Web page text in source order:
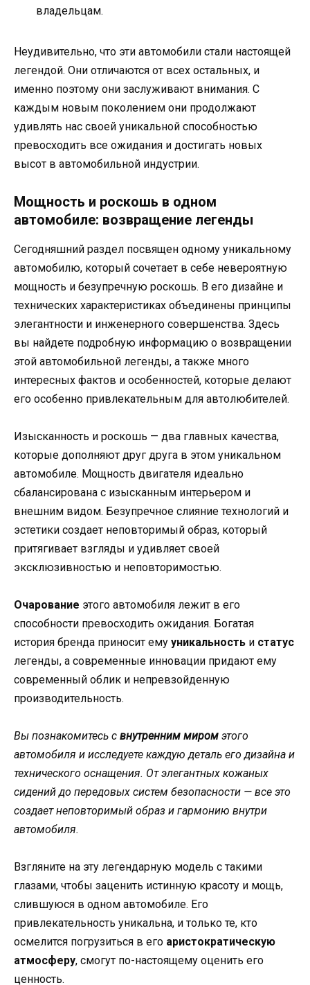
владельцам.
Неудивительно, что эти автомобили стали настоящей
легендой. Они отличаются от всех остальных, и
именно поэтому они заслуживают внимания. С
каждым новым поколением они продолжают
удивлять нас своей уникальной способностью
превосходить все ожидания и достигать новых
высот в автомобильной индустрии.
Мощность и роскошь в одном
автомобиле: возвращение легенды
Сегодняшний раздел посвящен одному уникальному
автомобилю, который сочетает в себе невероятную
мощность и безупречную роскошь. В его дизайне и
технических характеристиках объединены принципы
элегантности и инженерного совершенства. Здесь
вы найдете подробную информацию о возвращении
этой автомобильной легенды, а также много
интересных фактов и особенностей, которые делают
его особенно привлекательным для автолюбителей.
Изысканность и роскошь — два главных качества,
которые дополняют друг друга в этом уникальном
автомобиле. Мощность двигателя идеально
сбалансирована с изысканным интерьером и
внешним видом. Безупречное слияние технологий и
эстетики создает неповторимый образ, который
притягивает взгляды и удивляет своей
эксклюзивностью и неповторимостью.
Очарование этого автомобиля лежит в его
способности превосходить ожидания. Богатая
история бренда приносит ему уникальность и статус
легенды, а современные инновации придают ему
современный облик и непревзойденную
производительность.
Вы познакомитесь с внутренним миром этого
автомобиля и исследуете каждую деталь его дизайна и
технического оснащения. От элегантных кожаных
сидений до передовых систем безопасности — все это
создает неповторимый образ и гармонию внутри
автомобиля.
Взгляните на эту легендарную модель с такими
глазами, чтобы заценить истинную красоту и мощь,
слившуюся в одном автомобиле. Его
привлекательность уникальна, и только те, кто
осмелится погрузиться в его аристократическую
атмосферу, смогут по-настоящему оценить его
ценность.